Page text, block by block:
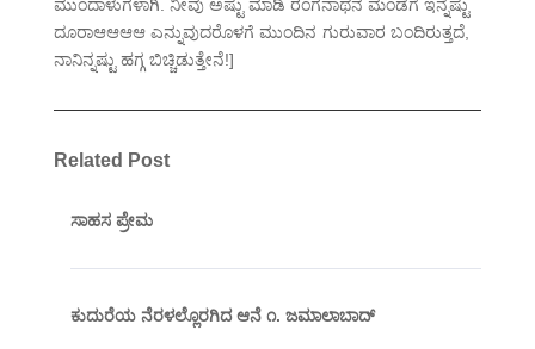
ಮುಂದಾಳುಗಳಾಗಿ. ನೀವು ಅಷ್ಟು ಮಾಡಿ ರಂಗನಾಥನ ಮಂಡೆಗೆ ಇನ್ನೆಷ್ಟು
ದೂರಾಆಆಆಆ ಎನ್ನುವುದರೊಳಗೆ ಮುಂದಿನ ಗುರುವಾರ ಬಂದಿರುತ್ತದೆ,
ನಾನಿನ್ನಷ್ಟು ಹಗ್ಗ ಬಿಚ್ಚಿಡುತ್ತೇನೆ!]
Related Post
ಸಾಹಸ ಪ್ರೇಮ
ಕುದುರೆಯ ನೆರಳಲ್ಲೊರಗಿದ ಆನೆ ೧. ಜಮಾಲಾಬಾದ್